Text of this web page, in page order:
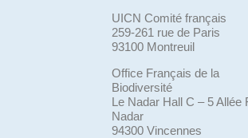
UICN Comité français
259-261 rue de Paris
93100 Montreuil
Office Français de la
Biodiversité
Le Nadar Hall C – 5 Allée
Nadar
94300 Vincennes